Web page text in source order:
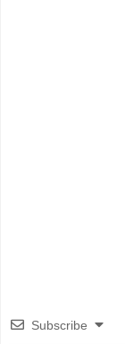
Subscribe